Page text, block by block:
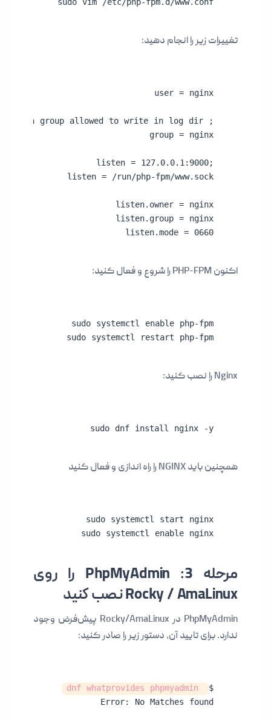
sudo vim /etc/php-fpm.d/www.conf
تغییرات زیر را انجام دهید:
listen.mode = 0660
اکنون PHP-FPM را شروع و فعال کنید:
sudo systemctl restart php-fpm
Nginx را نصب کنید:
sudo dnf install nginx -y
همچنین باید NGINX را راه اندازی و فعال کنید
sudo systemctl enable nginx
مرحله 3: PhpMyAdmin را روی
Rocky / AmaLinux نصب کنید
PhpMyAdmin در Rocky/AmaLinux پیش‌فرض وجود
ندارد. برای تایید آن، دستور زیر را صادر کنید:
$
Error: No Matches found